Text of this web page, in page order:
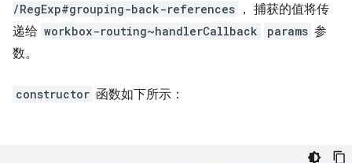
/RegExp#grouping-back-references ， 捕获的值将传
递给 workbox-routing~handlerCallback params 参
数。
constructor 函数如下所示：